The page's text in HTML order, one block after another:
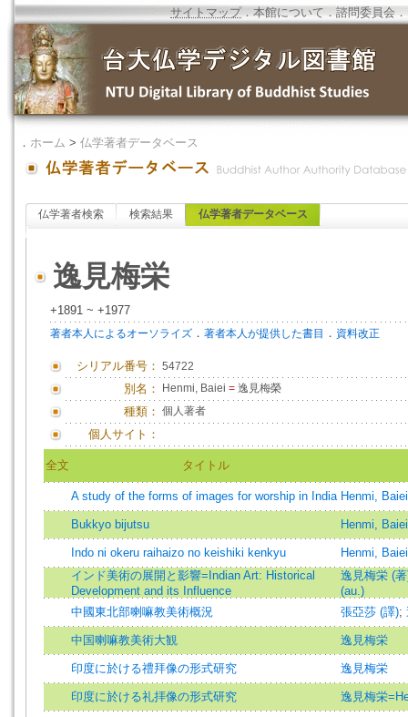
サイトマップ．本館について ．諮問委員会 ．
． ホーム > 仏学著者データベース
仏学著者検索 検索結果 仏学著者データベース
逸見梅栄
+1891 ~ +1977
著者本人によるオーソライズ ． 著者本人が提供した書目 ． 資料改正
シリアル番号： 54722
別名： Henmi, Baiei = 逸見梅榮
種類： 個人著者
個人サイト：
全文 タイトル
A study of the forms of images for worship in India Henmi, Baiei
Bukkyo bijutsu Henmi, Baiei
Indo ni okeru raihaizo no keishiki kenkyu
Henmi, Baiei
インド美術の展開と影響=Indian Art: Historical
Development and its Influence
逸見梅栄 (
(au.)
中國東北部喇嘛教美術概況
張亞莎 (譯);
中国喇嘛教美術大観 逸見梅栄
印度に於ける禮拜像の形式研究 逸見梅栄
印度に於ける礼拝像の形式研究 逸見梅栄